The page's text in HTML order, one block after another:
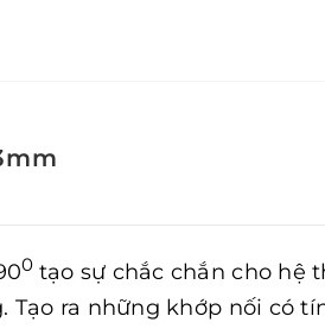
0 tạo sự chắc chắn cho hệ
Tạo ra những khớp nối có